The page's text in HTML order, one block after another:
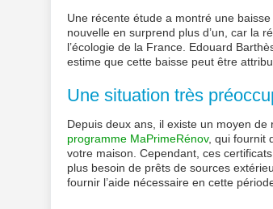
Une récente étude a montré une
nouvelle en surprend plus d’un, car la
l’écologie de la France. Edouard
estime que cette baisse peut être
Une situation très
Depuis deux ans, il existe un moyen de
programme MaPrimeRénov, qui fournit
votre maison. Cependant, ces
plus besoin de prêts de sources
fournir l’aide nécessaire en cette